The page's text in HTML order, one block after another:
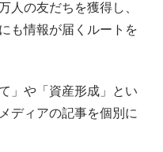
人の友だちを獲得し、
も情報が届くルートを
」や「資産形成」とい
ディアの記事を個別に